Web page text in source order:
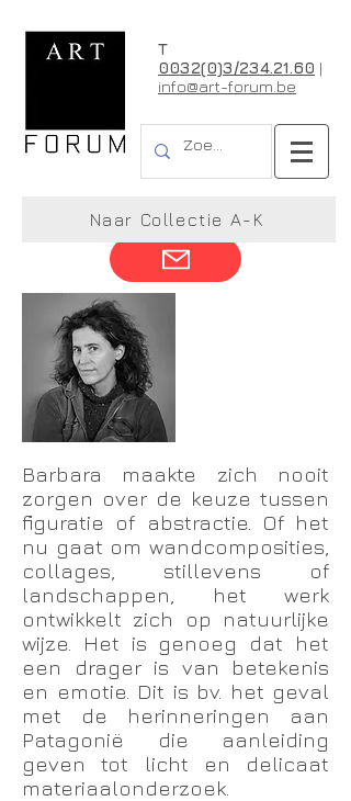
T
0032(0)3/234.21.60 |
info@art-forum.be
Barbara Schroeder
Barbara maakte zich nooit
zorgen over de keuze tussen
figuratie of abstractie. Of het
nu gaat om wandcomposities,
collages, stillevens of
landschappen, het werk
ontwikkelt zich op natuurlijke
wijze. Het is genoeg dat het
een drager is van betekenis
en emotie. Dit is bv. het geval
met de herinneringen aan
Patagonië die aanleiding
geven tot licht en delicaat
materiaalonderzoek.
Naar Collectie A-K